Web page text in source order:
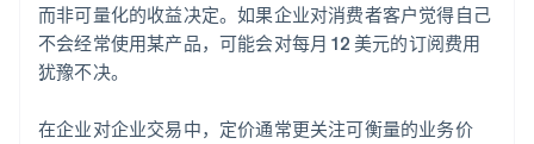
而非可量化的收益决定。如果企业对消费者客户觉得自己
不会经常使用某产品，可能会对每月 12 美元的订阅费用
犹豫不决。
在企业对企业交易中，定价通常更关注可衡量的业务价